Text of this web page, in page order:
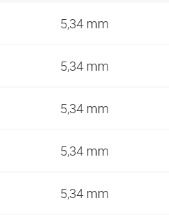
5,34 mm
5,34 mm
5,34 mm
5,34 mm
5,34 mm